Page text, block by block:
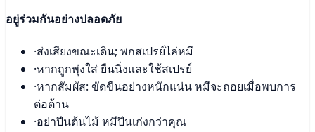
อยู่ร่วมกันอย่างปลอดภัย
·ส่งเสียงขณะเดิน; พกสเปรย์ไล่หมี
·หากถูกพุ่งใส่ ยืนนิ่งและใช้สเปรย์
·หากสัมผัส: ขัดขืนอย่างหนักแน่น หมีจะถอยเมื่อพบการ
ต่อต้าน
·อย่าปีนต้นไม้ หมีปีนเก่งกว่าคุณ